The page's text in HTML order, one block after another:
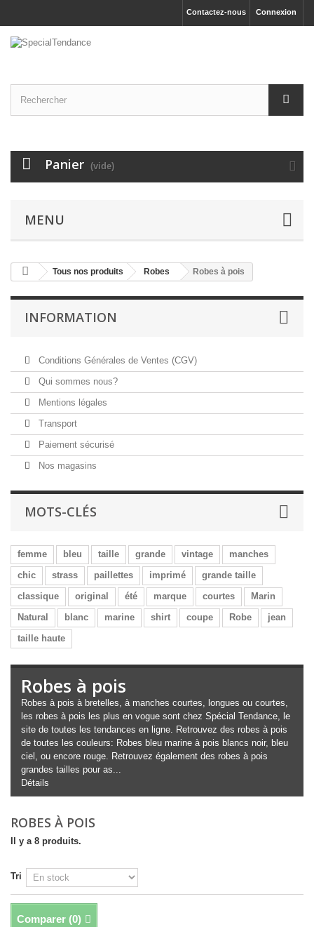
Connexion
Contactez-nous
Panier (vide)
MENU
Tous nos produits Robes Robes à pois
INFORMATION
Conditions Générales de Ventes (CGV)
Qui sommes nous?
Mentions légales
Transport
Paiement sécurisé
Nos magasins
MOTS-CLÉS
femme bleu taille grande vintage
manches
chic
strass paillettes imprimé
grande taille
classique
original été marque courtes
Marin
Natural
blanc marine shirt coupe Robe
jean
taille haute
Robes à pois
Robes à pois à bretelles, à manches courtes, longues ou courtes,
les robes à pois les plus en vogue sont chez Spécial Tendance, le
site de toutes les tendances en ligne. Retrouvez des robes à pois
de toutes les couleurs: Robes bleu marine à pois blancs noir, bleu
ciel , ou encore rouge. Retrouvez également des robes à pois
grandes tailles pour as...
Détails
ROBES À POIS
Il y a 8 produits.
Tri
Comparer (0)